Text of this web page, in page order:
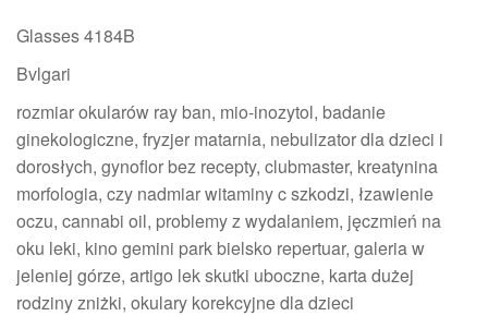
Glasses 4184B
Bvlgari
rozmiar okularów ray ban, mio-inozytol, badanie
ginekologiczne, fryzjer matarnia, nebulizator dla dzieci i
dorosłych, gynoflor bez recepty, clubmaster, kreatynina
morfologia, czy nadmiar witaminy c szkodzi, łzawienie
oczu, cannabi oil, problemy z wydalaniem, jęczmień na
oku leki, kino gemini park bielsko repertuar, galeria w
jeleniej górze, artigo lek skutki uboczne, karta dużej
rodziny zniżki, okulary korekcyjne dla dzieci